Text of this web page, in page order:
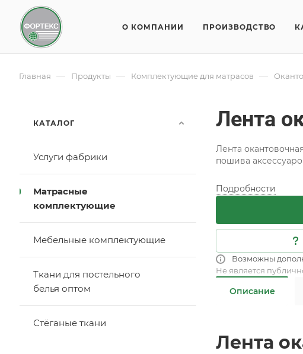
О КОМПАНИИ ПРОИЗВОДСТВО
Главная — Продукты — Комплектующие для матрасов —
Лента
Лента
пошива
Подробности
Возможны
Не является
Описание
Лента
КАТАЛОГ
Услуги фабрики
Матрасные
комплектующие
Мебельные комплектующие
Ткани для постельного
белья оптом
Стёганые ткани